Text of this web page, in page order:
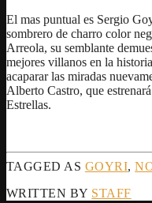
El mas puntual es Sergio
sombrero de charro color
Arreola, su semblante
mejores villanos en la
acaparar las miradas
Alberto Castro, que
Estrellas.
TAGGED AS GOYRI,
WRITTEN BY STAFF